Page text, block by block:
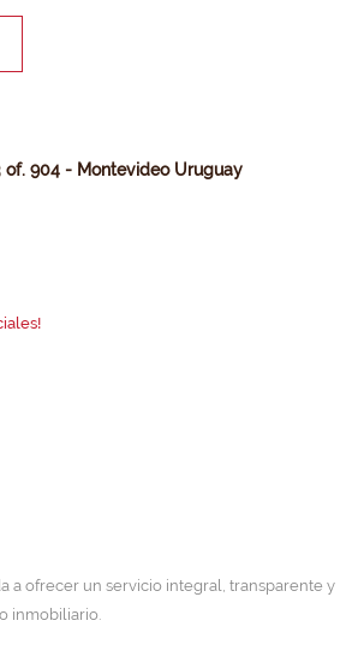
of. 904 - Montevideo Uruguay
a ofrecer un servicio integral, transparente y
inmobiliario.